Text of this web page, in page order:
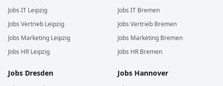
Jobs IT Leipzig
Jobs Vertrieb Leipzig
Jobs Marketing Leipzig
Jobs HR Leipzig
Jobs IT Bremen
Jobs Vertrieb Bremen
Jobs Marketing Bremen
Jobs HR Bremen
Jobs Dresden Jobs Hannover